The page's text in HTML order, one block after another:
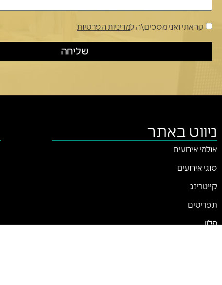
קראתי ואני מסכים\ה למדיניות הפרטיות
שליחה
ניווט באתר
אולמי אירועים
סוגי אירועים
קייטרינג
תפריטים
מלון